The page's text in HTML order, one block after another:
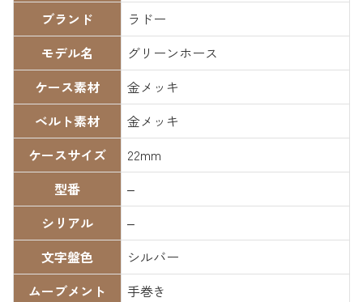
ブランド
ラドー
モデル名
グリーンホース
ケース素材
金メッキ
ベルト素材
金メッキ
ケースサイズ
22mm
型番
–
シリアル
–
文字盤色
シルバー
ムーブメント
手巻き